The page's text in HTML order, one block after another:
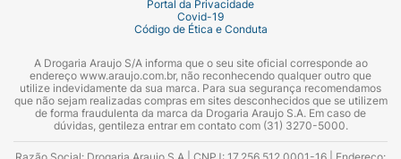
Portal da Privacidade
Covid-19
Código de Ética e Conduta
A Drogaria Araujo S/A informa que o seu site oficial corresponde ao
endereço www.araujo.com.br, não reconhecendo qualquer outro que
utilize indevidamente da sua marca. Para sua segurança recomendamos
que não sejam realizadas compras em sites desconhecidos que se utilizem
de forma fraudulenta da marca da Drogaria Araujo S.A. Em caso de
dúvidas, gentileza entrar em contato com (31) 3270-5000.